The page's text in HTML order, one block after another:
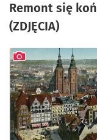
Remont się kończy, ale… będzie kolejny
(ZDJĘCIA)